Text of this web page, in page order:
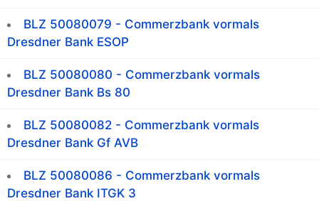
BLZ 50080079 - Commerzbank vormals
Dresdner Bank ESOP
BLZ 50080080 - Commerzbank vormals
Dresdner Bank Bs 80
BLZ 50080082 - Commerzbank vormals
Dresdner Bank Gf AVB
BLZ 50080086 - Commerzbank vormals
Dresdner Bank ITGK 3